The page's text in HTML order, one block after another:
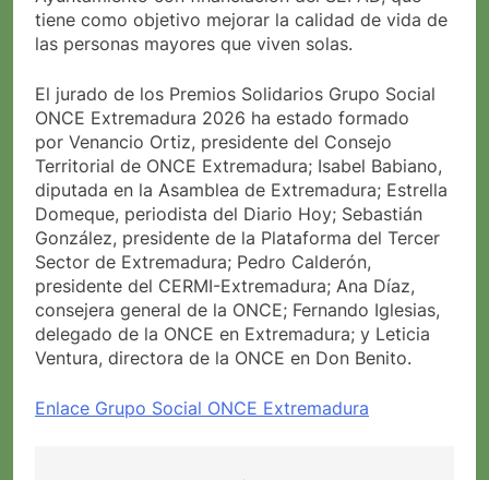
tiene como objetivo mejorar la calidad de vida de
las personas mayores que viven solas.
El jurado de los Premios Solidarios Grupo Social
ONCE Extremadura 2026 ha estado formado
por Venancio Ortiz, presidente del Consejo
Territorial de ONCE Extremadura; Isabel Babiano,
diputada en la Asamblea de Extremadura; Estrella
Domeque, periodista del Diario Hoy; Sebastián
González, presidente de la Plataforma del Tercer
Sector de Extremadura; Pedro Calderón,
presidente del CERMI-Extremadura; Ana Díaz,
consejera general de la ONCE; Fernando Iglesias,
delegado de la ONCE en Extremadura; y Leticia
Ventura, directora de la ONCE en Don Benito.
Enlace Grupo Social ONCE Extremadura